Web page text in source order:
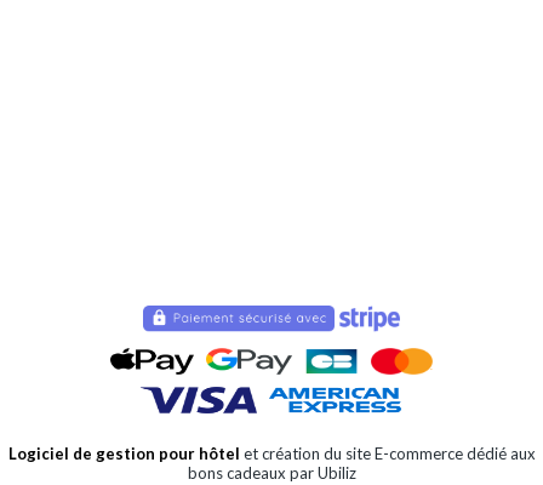
Logiciel de gestion pour hôtel et création du site E-commerce dédié aux
bons cadeaux par Ubiliz